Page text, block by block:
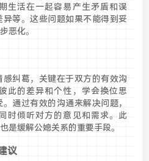
生活在一起容易产生矛盾和误
等。这些问题如果不能得到妥
恶化。
纠葛，关键在于双方的有效沟
此的差异和个性，学会换位思
通过有效的沟通来解决问题，
时倾听对方的意见和需求。此
是缓解公媳关系的重要手段。
议